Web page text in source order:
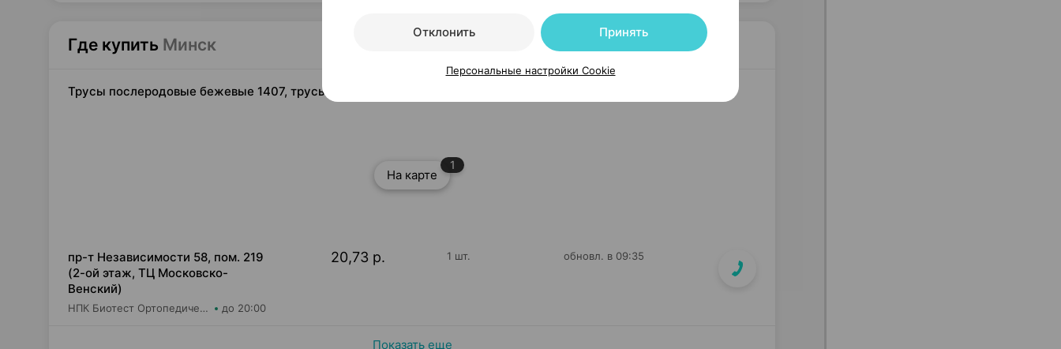
Где купить Минск
Трусы послеродовые бежевые 1407, трусы эластичные [размер L/XL], ×1, Тонус эласт Латвия
На карте
1
пр-т Независимости 58, пом. 219
(2-ой этаж, ТЦ Московско-
Венский)
НПК Биотест Ортопедический салон "Будь в тонусе" до 20:00
20,73 р. 1 шт. обновл. в 09:35
Показать еще
Отклонить Принять
Персональные настройки Cookie